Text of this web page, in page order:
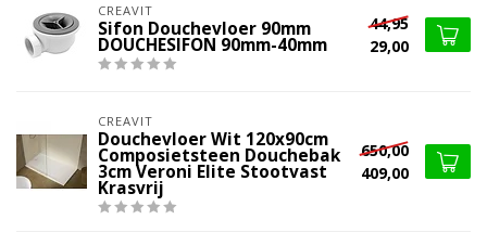
CREAVIT
Sifon Douchevloer 90mm
DOUCHESIFON 90mm-40mm
44,95
29,00
CREAVIT
Douchevloer Wit 120x90cm
Composietsteen Douchebak
3cm Veroni Elite Stootvast
Krasvrij
650,00
409,00